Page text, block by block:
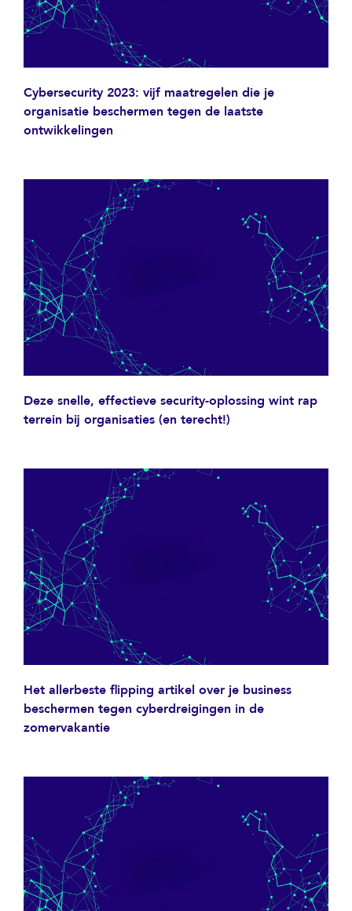
Cybersecurity 2023: vijf maatregelen die je
organisatie beschermen tegen de laatste
ontwikkelingen
Deze snelle, effectieve security-oplossing wint rap
terrein bij organisaties (en terecht!)
Het allerbeste flipping artikel over je business
beschermen tegen cyberdreigingen in de
zomervakantie